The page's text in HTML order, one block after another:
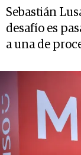
Sebastián
desafío es
a una de